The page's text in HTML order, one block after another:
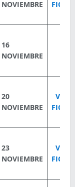
NOVIEMBRE FICHA
16
NOVIEMBRE
20
NOVIEMBRE
VER
FICHA
23
NOVIEMBRE
VER
FICHA